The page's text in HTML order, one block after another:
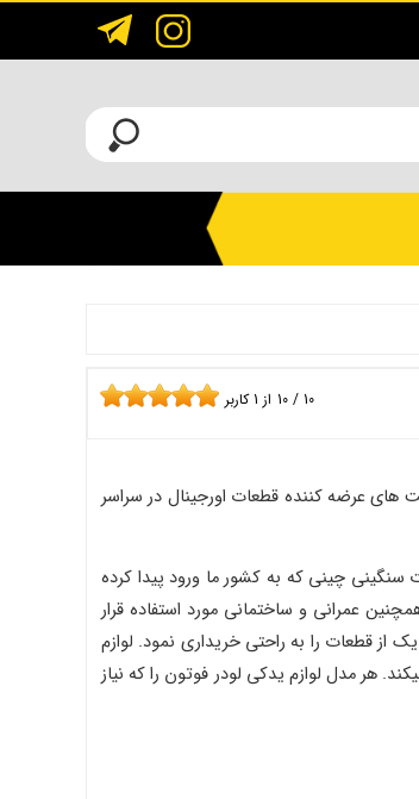
10 / 10 از 1کاربر
های عرضه کننده قطعات اورجینال در سراسر
سنگینی چینی که به کشور ما ورود پیدا کرده
عمرانی و ساختمانی مورد استفاده قرار
از قطعات را به راحتی خریداری نمود. لوازم
هر مدل لوازم یدکی لودر فوتون را که نیاز